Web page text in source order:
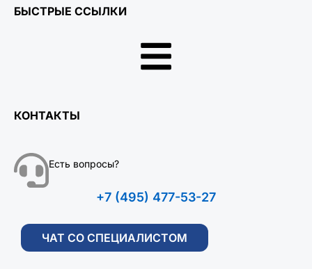
БЫСТРЫЕ ССЫЛКИ
КОНТАКТЫ
Есть вопросы?
+7 (495) 477-53-27
ЧАТ СО СПЕЦИАЛИСТОМ